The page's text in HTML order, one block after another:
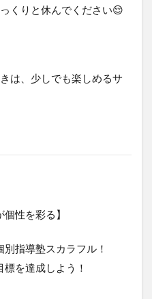
くりと休んでください😌
は、少しでも楽しめるサ
個性を彩る】
指導塾スカラフル！
を達成しよう！